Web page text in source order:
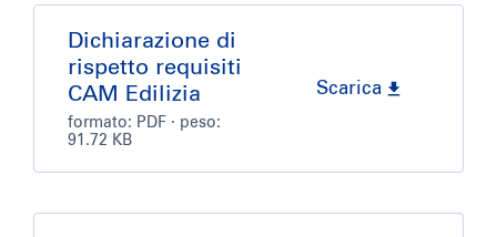
Dichiarazione di
rispetto requisiti
CAM Edilizia
formato: PDF · peso:
91.72 KB
Scarica